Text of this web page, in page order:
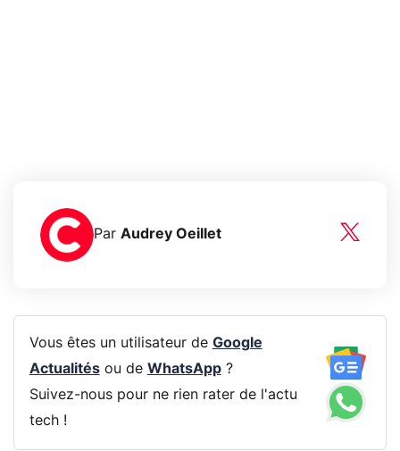
Par Audrey Oeillet
Vous êtes un utilisateur de Google
Actualitésou de WhatsApp?
Suivez-nous pour ne rien rater de l'actu
tech !